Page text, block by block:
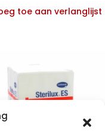
toe aan verlanglijst